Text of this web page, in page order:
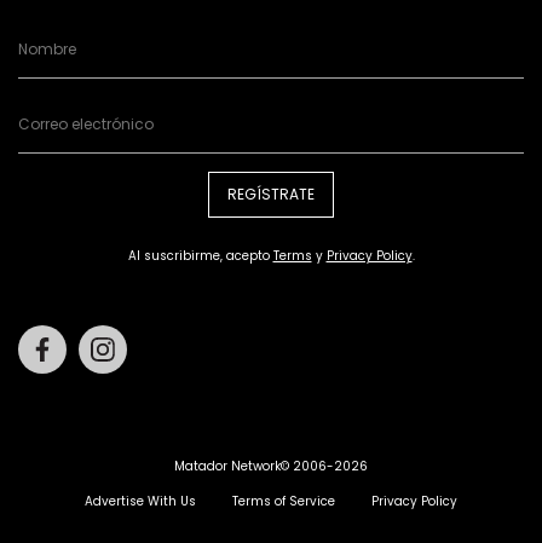
REGÍSTRATE
Al suscribirme, acepto Terms y Privacy Policy.
Facebook
Matador Network© 2006-2026
Advertise With Us
Terms of Service Privacy Policy